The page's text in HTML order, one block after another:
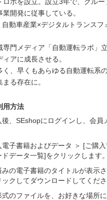
開発に従事している。
動車産業×デジタルトランスフ
専門メディア「自動運転ラボ」
アに成長させる。
く、早くもあらゆる自動運転系
る存在に。
用方法
後、SEshopにログインし、会員
電子書籍およびデータ ＞ [ご購
ドデータ一覧]をクリックします。
みの電子書籍のタイトルが表示
ックしてダウンロードしてくださ
式のファイルを、お好きな場所